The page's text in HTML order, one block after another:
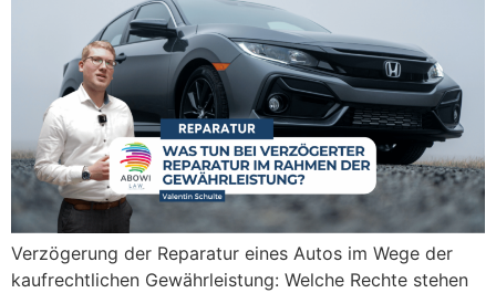
Verzögerung der Reparatur eines Autos im Wege der
kaufrechtlichen Gewährleistung: Welche Rechte stehen